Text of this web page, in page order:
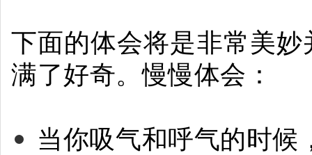
下面的体会将是非常美
满了好奇。慢慢体会：
当你吸气和呼气的时候